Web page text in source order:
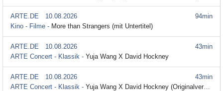
94min
ARTE.DE
10.08.2026
Kino - Filme - More than Strangers (mit Untertitel)
43min
ARTE.DE
10.08.2026
ARTE Concert - Klassik - Yuja Wang X David Hockney
43min
ARTE.DE
10.08.2026
ARTE Concert - Klassik - Yuja Wang X David Hockney (Originalversion)